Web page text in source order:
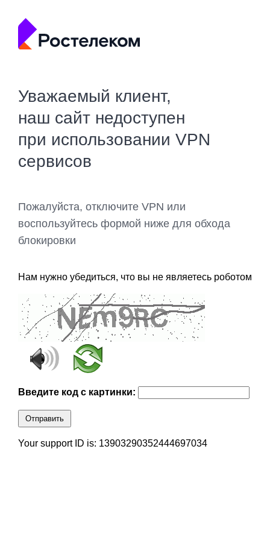
Уважаемый клиент,
наш сайт недоступен
при использовании VPN
сервисов
Пожалуйста, отключите VPN или
воспользуйтесь формой ниже для обхода
блокировки
Нам нужно убедиться, что вы не являетесь роботом
Введите код с картинки:
Отправить
Your support ID is: 13903290352444697034